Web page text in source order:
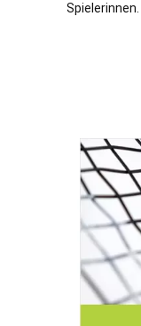
Spielerinnen.